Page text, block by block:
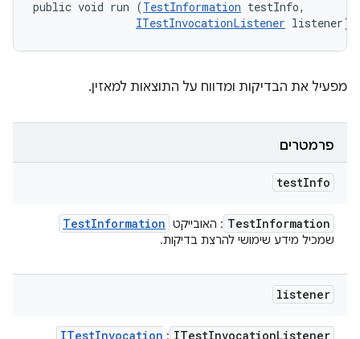
public void run (TestInformation testInfo,
ITestInvocationListener listener)
מפעיל את הבדיקות ומדווח על התוצאות למאזין.
פרמטרים
testInfo
TestInformation : האובייקט TestInformation
שמכיל מידע שימושי להרצת בדיקות.
listener
ITestInvocationListener
:
ITestInvocation